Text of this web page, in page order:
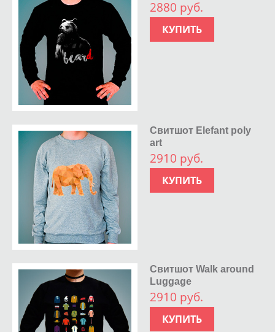
2880 руб.
КУПИТЬ
Свитшот Elefant poly
art
2910 руб.
КУПИТЬ
Свитшот Walk around
Luggage
2910 руб.
КУПИТЬ